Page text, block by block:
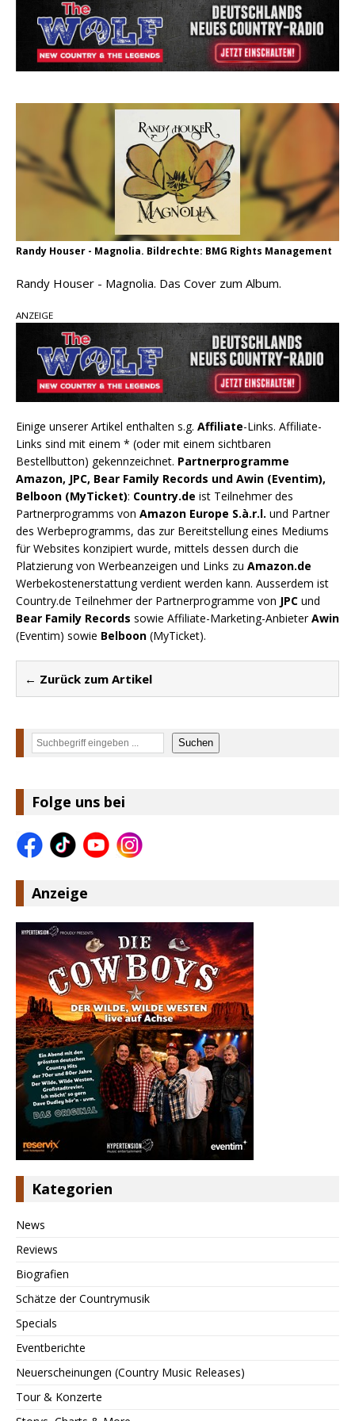
pez veröffentlicht neue Single „Late Night
Talks“ – eine Hymne auf unvergessliche
Sommernächte
einen weiteren Schatz aus dem Archiv
Ben Gallaher kehrt zu seinen Wurzeln zurück –
„Taylor Gold“ zeigt die Kraft der Akustik
Randy Houser - Magnolia. Bildrechte: BMG Rights Management
Randy Houser - Magnolia. Das Cover zum Album.
ANZEIGE
Einige unserer Artikel enthalten s.g. Affiliate-Links. Affiliate-
Links sind mit einem * (oder mit einem sichtbaren
Bestellbutton) gekennzeichnet. Partnerprogramme
Amazon, JPC, Bear Family Records und Awin (Eventim),
Belboon (MyTicket): Country.de ist Teilnehmer des
Partnerprogramms von Amazon Europe S.à.r.l. und Partner
des Werbeprogramms, das zur Bereitstellung eines Mediums
für Websites konzipiert wurde, mittels dessen durch die
Platzierung von Werbeanzeigen und Links zu Amazon.de
Werbekostenerstattung verdient werden kann. Ausserdem ist
Country.de Teilnehmer der Partnerprogramme von JPC und
Bear Family Records sowie Affiliate-Marketing-AnbieterAwin
(Eventim) sowie Belboon (MyTicket).
← Zurück zum Artikel
Suchen Suchen
Folge uns bei
Anzeige
Kategorien
News
Reviews
Biografien
Schätze der Countrymusik
Specials
Eventberichte
Neuerscheinungen (Country Music Releases)
Tour & Konzerte